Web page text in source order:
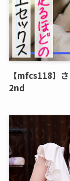
【mfcs118】
2nd